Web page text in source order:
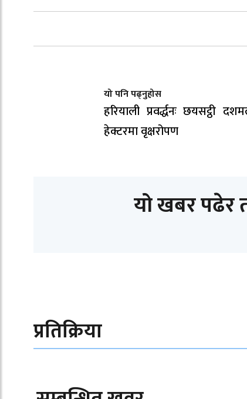
यो पनि पढ्नुहोस
हरियाली प्रवर्द्धनः छयसट्ठी
हेक्टरमा वृक्षरोपण
यो खबर पढेर
प्रतिक्रिया